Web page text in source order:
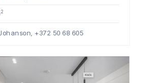
2
+372 50 68 605